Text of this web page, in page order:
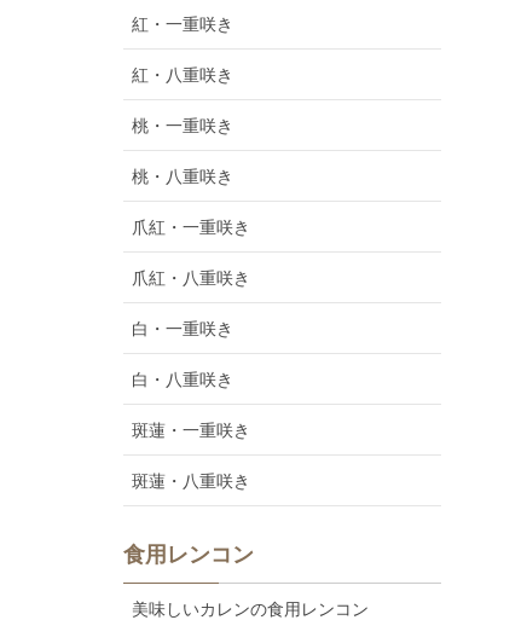
紅・一重咲き
紅・八重咲き
桃・一重咲き
桃・八重咲き
爪紅・一重咲き
爪紅・八重咲き
白・一重咲き
白・八重咲き
斑蓮・一重咲き
斑蓮・八重咲き
食用レンコン
美味しいカレンの食用レンコン